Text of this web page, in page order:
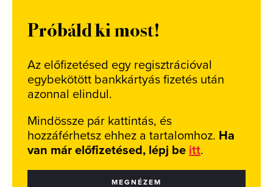
Próbáld ki most!
Az előfizetésed egy regisztrációval
egybekötött bankkártyás fizetés után
azonnal elindul.
Mindössze pár kattintás, és
hozzáférhetsz ehhez a tartalomhoz. Ha
van már előfizetésed, lépj be itt.
MEGNÉZEM